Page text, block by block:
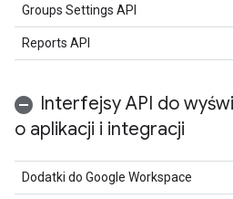
Groups Settings API
Reports API
Interfejsy API do
o aplikacji i integracji
Dodatki do Google Workspace